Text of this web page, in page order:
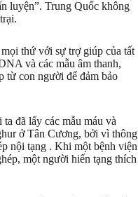
luyện”. Trung Quốc không
thứ với sự trợ giúp của tất
và các mẫu âm thanh,
từ con người để đảm bảo
đã lấy các mẫu máu và
ở Tân Cương, bởi vì thông
nội tạng . Khi một bệnh viện
một người hiến tạng thích